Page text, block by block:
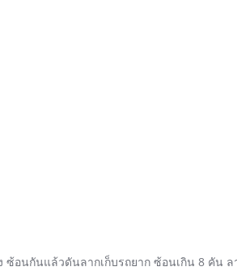
นกันแล้วดันลากเก็บรถยาก ซ้อนเกิน 8 คัน ล